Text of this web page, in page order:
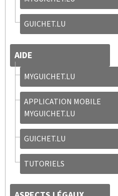
GUICHET.LU
AIDE
MYGUICHET.LU
APPLICATION MOBILE
MYGUICHET.LU
GUICHET.LU
TUTORIELS